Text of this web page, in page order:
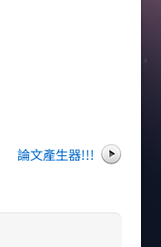
論文產生器!!!